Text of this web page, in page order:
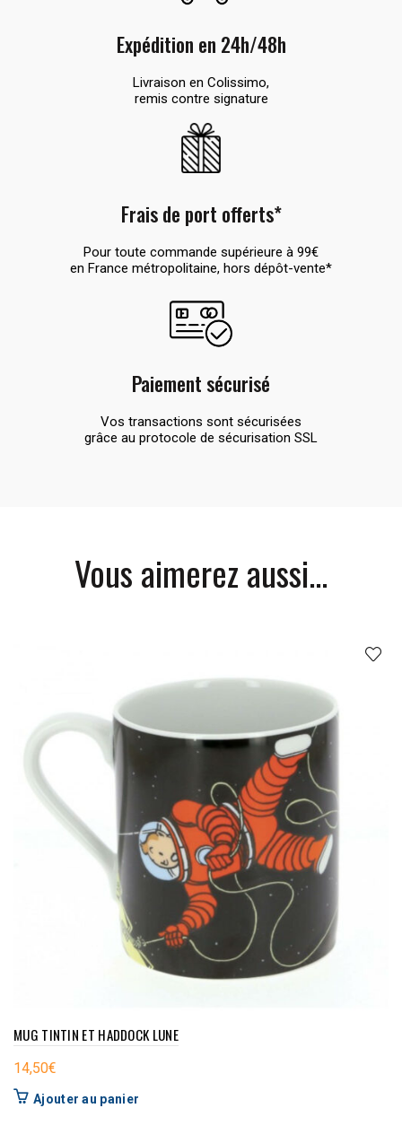
Expédition en 24h/48h
Livraison en Colissimo,
remis contre signature
Frais de port offerts*
Pour toute commande supérieure à 99€
en France métropolitaine, hors dépôt-vente*
Paiement sécurisé
Vos transactions sont sécurisées
grâce au protocole de sécurisation SSL
Vous aimerez aussi...
MUG TINTIN ET HADDOCK LUNE
14,50€
Ajouter au panier